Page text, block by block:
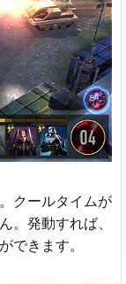
クールタイムが
。発動すれば、
できます。